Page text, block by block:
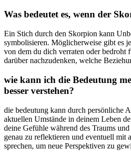
Was bedeutet​ es, wenn der
Ein ⁣Stich ⁣durch den Skorpion kann
symbolisieren. Möglicherweise gibt es
von dem du dich verraten oder bedroht
‌darüber⁤ nachzudenken,⁢ welche
wie ​kann ⁢ich die Bedeutung
besser⁣ verstehen?
die bedeutung ‍kann durch persönliche
aktuellen Umstände ⁤in​ deinem Leben
deine Gefühle während des Traums‌
⁣genau zu reflektieren ​und eventuell mit‌
sprechen,‍ um neue ‍Perspektiven ‌zu